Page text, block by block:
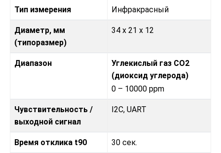
Тип измерения Инфракрасный
Диаметр, мм
(типоразмер)
34 x 21 x 12
Диапазон
Углекислый газ CO2
(диоксид углерода)
0 – 10000 ppm
Чувствительность /
выходной сигнал
I2C, UART
Время отклика t90 30 сек.